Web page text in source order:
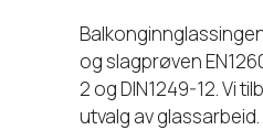
og slagprøven
2 og DIN1249-12. Vi
utvalg av glassarbeid.